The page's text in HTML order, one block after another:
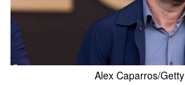
Alex Caparros/